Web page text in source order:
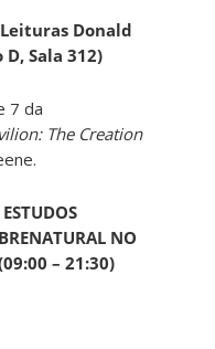
Donald
D, Sala 312)
7 da
The Creation
NO
(09:00 – 21:30)